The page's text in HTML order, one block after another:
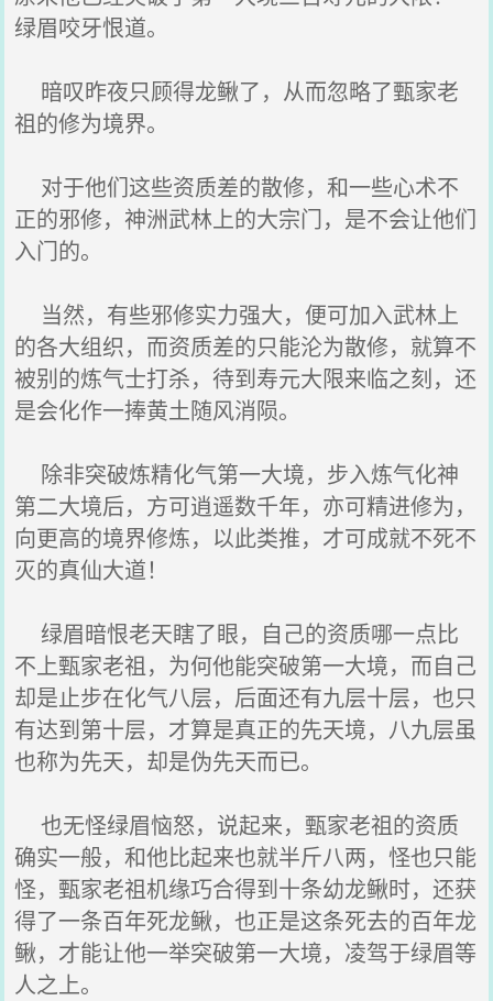
绿眉咬牙恨道。
暗叹昨夜只顾得龙鳅了，从而忽略了甄家老
祖的修为境界。
对于他们这些资质差的散修，和一些心术不
正的邪修，神洲武林上的大宗门，是不会让他们
入门的。
当然，有些邪修实力强大，便可加入武林上
的各大组织，而资质差的只能沦为散修，就算不
被别的炼气士打杀，待到寿元大限来临之刻，还
是会化作一捧黄土随风消陨。
除非突破炼精化气第一大境，步入炼气化神
第二大境后，方可逍遥数千年，亦可精进修为，
向更高的境界修炼，以此类推，才可成就不死不
灭的真仙大道！
绿眉暗恨老天瞎了眼，自己的资质哪一点比
不上甄家老祖，为何他能突破第一大境，而自己
却是止步在化气八层，后面还有九层十层，也只
有达到第十层，才算是真正的先天境，八九层虽
也称为先天，却是伪先天而已。
也无怪绿眉恼怒，说起来，甄家老祖的资质
确实一般，和他比起来也就半斤八两，怪也只能
怪，甄家老祖机缘巧合得到十条幼龙鳅时，还获
得了一条百年死龙鳅，也正是这条死去的百年龙
鳅，才能让他一举突破第一大境，凌驾于绿眉等
人之上。